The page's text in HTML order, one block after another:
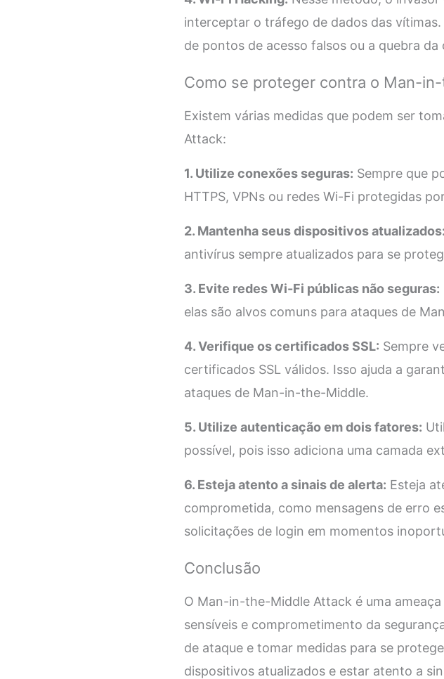
interceptar o tráfego de dados das
de pontos de acesso falsos ou a quebra
Como se proteger contra o Man-
Existem várias medidas que podem ser
Attack:
1. Utilize conexões seguras: Sempre que
HTTPS, VPNs ou redes Wi-Fi protegidas
2. Mantenha seus dispositivos atualizados:
antivírus sempre atualizados para se
3. Evite redes Wi-Fi públicas não seguras:
elas são alvos comuns para ataques de
4. Verifique os certificados SSL: Sempre
certificados SSL válidos. Isso ajuda a
ataques de Man-in-the-Middle.
5. Utilize autenticação em dois fatores:
possível, pois isso adiciona uma camada
6. Esteja atento a sinais de alerta: Esteja
comprometida, como mensagens de erro
solicitações de login em momentos
Conclusão
O Man-in-the-Middle Attack é uma
sensíveis e comprometimento da
de ataque e tomar medidas para se
dispositivos atualizados e estar atento a